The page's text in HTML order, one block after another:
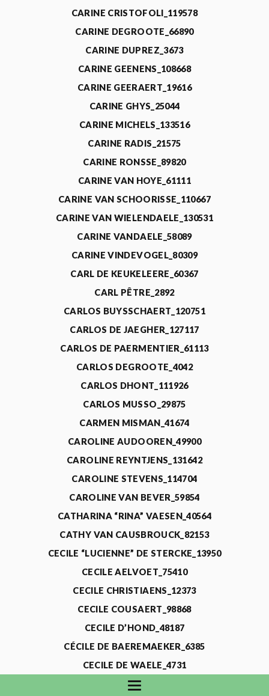
CARINE CRISTOFOLI_119578
CARINE DEGROOTE_66890
CARINE DUPREZ_3673
CARINE GEENENS_108668
CARINE GEERAERT_19616
CARINE GHYS_25044
CARINE MICHELS_133516
CARINE RADIS_21575
CARINE RONSSE_89820
CARINE VAN HOYE_61111
CARINE VAN SCHOORISSE_110667
CARINE VAN WIELENDAELE_130531
CARINE VANDAELE_58089
CARINE VINDEVOGEL_80309
CARL DE KEUKELEERE_60367
CARL PÊTRE_2892
CARLOS BUYSSCHAERT_120751
CARLOS DE JAEGHER_127117
CARLOS DE PAERMENTIER_61113
CARLOS DEGROOTE_4042
CARLOS DHONT_111926
CARLOS MUSSO_29875
CARMEN MISMAN_41674
CAROLINE AUDOOREN_49900
CAROLINE REYNTJENS_131642
CAROLINE STEVENS_114704
CAROLINE VAN BEVER_59854
CATHARINA “RINA” VAESEN_40564
CATHY VAN CAUSBROUCK_82153
CECILE “LUCIENNE” DE STERCKE_13950
CECILE AELVOET_75410
CECILE CHRISTIAENS_12373
CECILE COUSAERT_98868
CECILE D’HOND_48187
CÉCILE DE BAEREMAEKER_6385
CECILE DE WAELE_4731
CECILE DEVOS_115318